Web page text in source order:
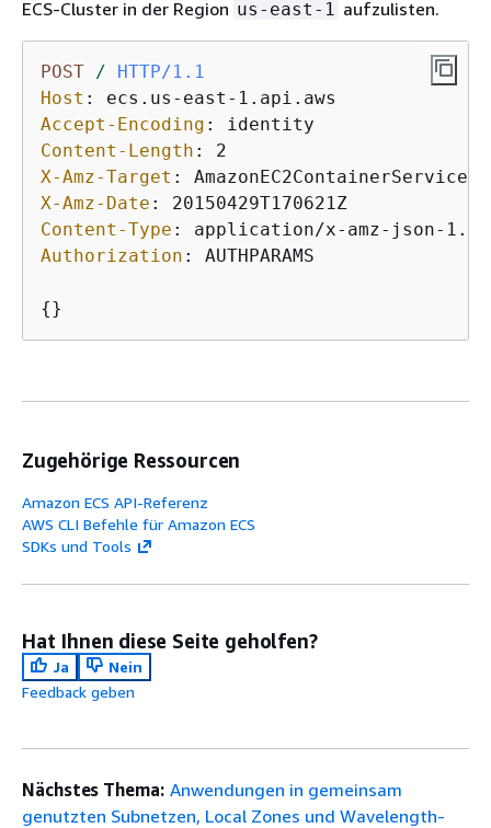
ECS-Cluster in der Region us-east-1 aufzulisten.
POST /
HTTP/1.1
Host :
Accept-Encoding :
Content-Length :
X-Amz-Target :
X-Amz-Date :
Content-Type :
Authorization : AUTHPARAMS
{}
Zugehörige Ressourcen
Amazon ECS API-Referenz
AWS CLI Befehle für Amazon ECS
SDKs und Tools
Hat Ihnen diese Seite geholfen?
Ja
Nein
Feedback geben
Nächstes Thema: Anwendungen in gemeinsam
genutzten Subnetzen, Local Zones und Wavelength-